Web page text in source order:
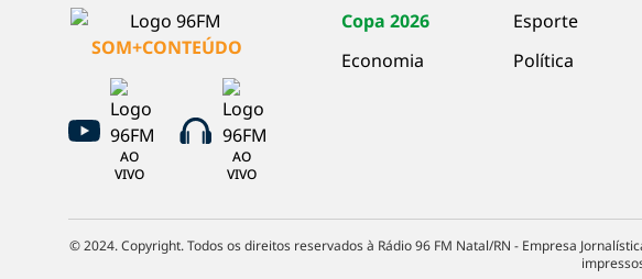
SOM+CONTEÚDO
AO
VIVO
AO
VIVO
Copa 2026
Economia
Esporte
Política
© 2024. Copyright. Todos os direitos reservados à Rádio 96 FM Natal/RN - Empresa